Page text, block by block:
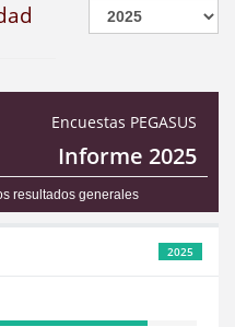
Encuestas PEGASUS
Informe 2025
resultados generales
2025